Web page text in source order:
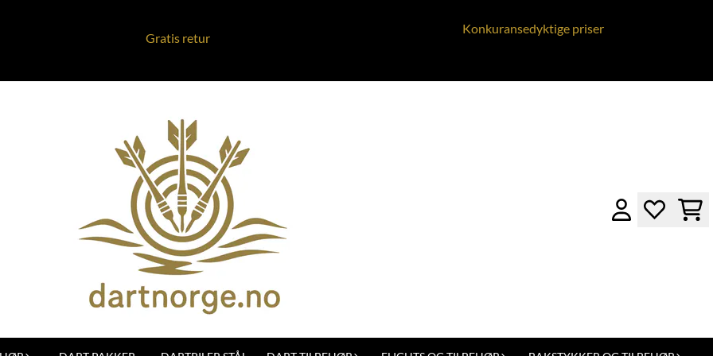
Gratis retur
Konkuransedyktige priser